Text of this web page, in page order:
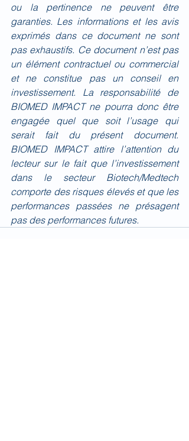
ou la pertinence ne peuvent être
garanties. Les informations et les avis
exprimés dans ce document ne sont
pas exhaustifs. Ce document n’est pas
un élément contractuel ou commercial
et ne constitue pas un conseil en
investissement. La responsabilité de
BIOMED IMPACT ne pourra donc être
engagée quel que soit l’usage qui
serait fait du présent document.
BIOMED IMPACT attire l’attention du
lecteur sur le fait que l’investissement
dans le secteur Biotech/Medtech
comporte des risques élevés et que les
performances passées ne présagent
pas des performances futures.